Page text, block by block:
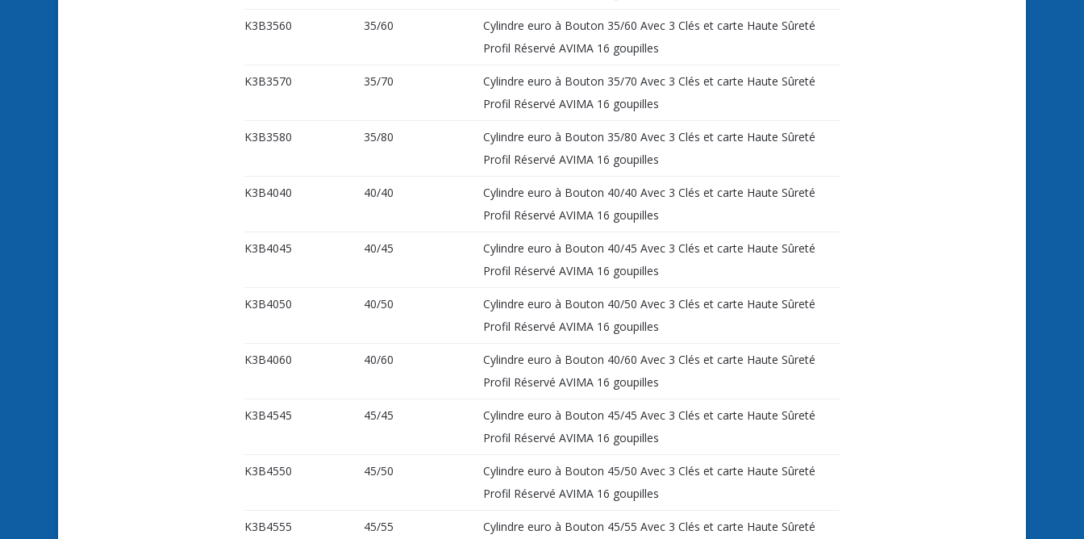
K3B3560 35/60
Cylindre euro à Bouton 35/60 Avec 3 Clés et carte Haute Sûreté
Profil Réservé AVIMA 16 goupilles
K3B3570 35/70
Cylindre euro à Bouton 35/70 Avec 3 Clés et carte Haute Sûreté
Profil Réservé AVIMA 16 goupilles
K3B3580 35/80
Cylindre euro à Bouton 35/80 Avec 3 Clés et carte Haute Sûreté
Profil Réservé AVIMA 16 goupilles
K3B4040 40/40
Cylindre euro à Bouton 40/40 Avec 3 Clés et carte Haute Sûreté
Profil Réservé AVIMA 16 goupilles
K3B4045 40/45
Cylindre euro à Bouton 40/45 Avec 3 Clés et carte Haute Sûreté
Profil Réservé AVIMA 16 goupilles
K3B4050 40/50
Cylindre euro à Bouton 40/50 Avec 3 Clés et carte Haute Sûreté
Profil Réservé AVIMA 16 goupilles
K3B4060 40/60
Cylindre euro à Bouton 40/60 Avec 3 Clés et carte Haute Sûreté
Profil Réservé AVIMA 16 goupilles
K3B4545 45/45
Cylindre euro à Bouton 45/45 Avec 3 Clés et carte Haute Sûreté
Profil Réservé AVIMA 16 goupilles
K3B4550 45/50
Cylindre euro à Bouton 45/50 Avec 3 Clés et carte Haute Sûreté
Profil Réservé AVIMA 16 goupilles
K3B4555 45/55
Cylindre euro à Bouton 45/55 Avec 3 Clés et carte Haute Sûreté